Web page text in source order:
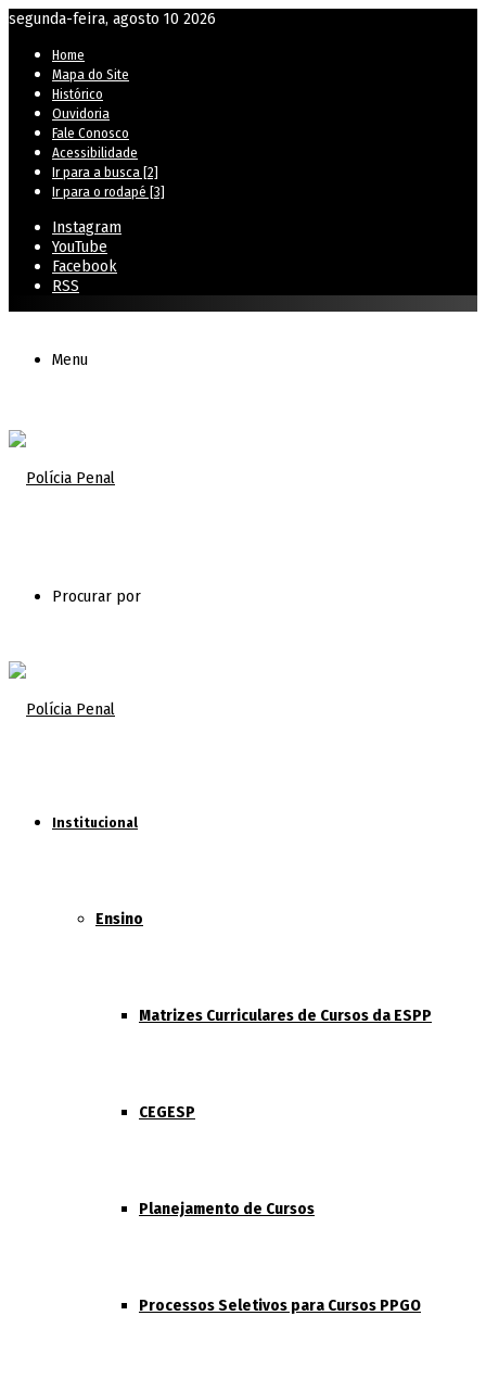
segunda-feira, agosto 10 2026
Home
Mapa do Site
Histórico
Ouvidoria
Fale Conosco
Acessibilidade
Ir para a busca [2]
Ir para o rodapé [3]
Instagram
YouTube
Facebook
RSS
Menu
Procurar por
Institucional
Ensino
Matrizes Curriculares de Cursos da ESPP
CEGESP
Planejamento de Cursos
Processos Seletivos para Cursos PPGO